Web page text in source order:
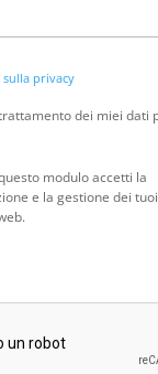
privacy
dei miei dati
modulo accetti la
e la gestione dei